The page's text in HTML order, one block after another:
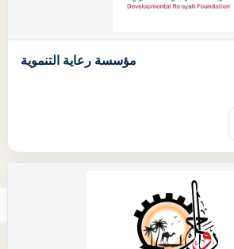
مؤسسة رعاية التنموية